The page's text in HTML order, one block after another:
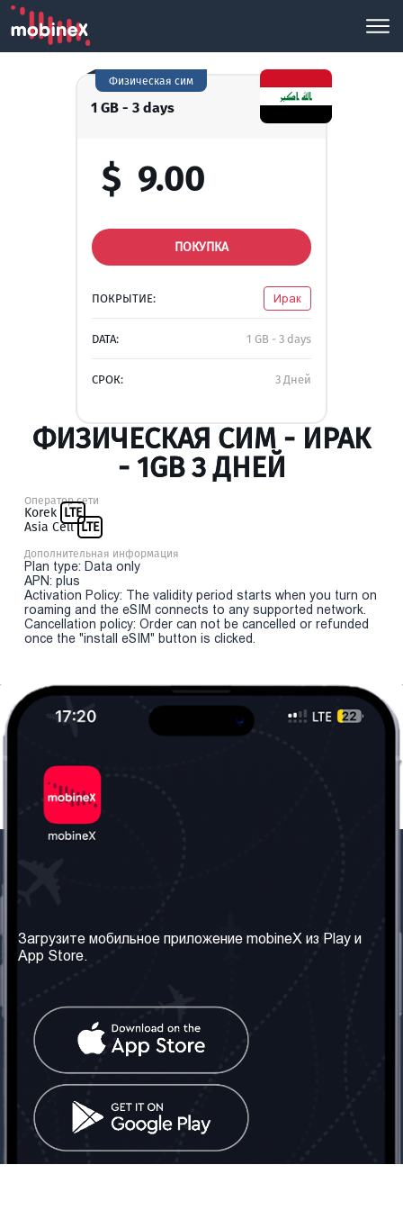
1 GB - 3 days
Физическая сим
$ 9.00
ПОКУПКА
ПОКРЫТИЕ: Ирак
DATA: 1 GB - 3 days
СРОК: 3 Дней
ФИЗИЧЕСКАЯ СИМ - ИРАК
- 1GB 3 ДНЕЙ
Оператор сети
Korek LTE
Asia Cell LTE
Дополнительная информация
Plan type: Data only
APN: plus
Activation Policy: The validity period starts when you turn on
roaming and the eSIM connects to any supported network.
Cancellation policy: Order can not be cancelled or refunded
once the "install eSIM" button is clicked.
Наши сервисы
Правила и Условия
Часто задаваемые
вопросы
Контакт
Грузия: Тбилиси
Телефон: +442030340050
Email:info@mobinex.com
Социальные сети
Загрузите мобильное приложение mobineX из Play и
App Store.